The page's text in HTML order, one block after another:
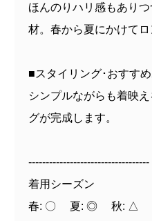
ほんのりハリ感もあり
材。春から夏にかけて
■スタイリング･おすす
シンプルながらも着映
グが完成します。
-----------------------------------
着用シーズン
春: 〇 夏: ◎ 秋: △